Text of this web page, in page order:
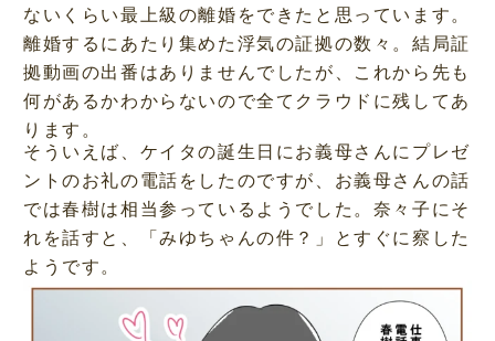
ないくらい最上級の離婚をできたと思っています。
離婚するにあたり集めた浮気の証拠の数々。結局証
拠動画の出番はありませんでしたが、これから先も
何があるかわからないので全てクラウドに残してあ
ります。
そういえば、ケイタの誕生日にお義母さんにプレゼ
ントのお礼の電話をしたのですが、お義母さんの話
では春樹は相当参っているようでした。奈々子にそ
れを話すと、「みゆちゃんの件？」とすぐに察した
ようです。